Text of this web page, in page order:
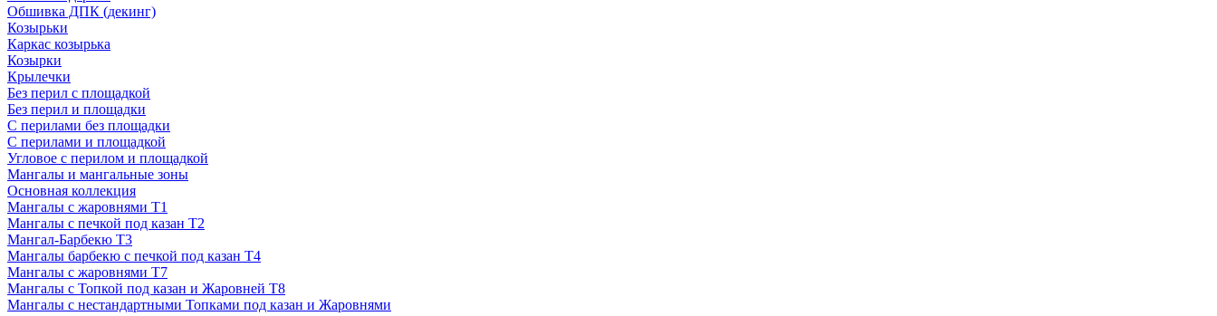
Обшивка ДПК (декинг)
Козырьки
Каркас козырька
Козырки
Крылечки
Без перил с площадкой
Без перил и площадки
С перилами без площадки
С перилами и площадкой
Угловое с перилом и площадкой
Мангалы и мангальные зоны
Основная коллекция
Мангалы с жаровнями Т1
Мангалы с печкой под казан Т2
Мангал-Барбекю Т3
Мангалы барбекю с печкой под казан Т4
Мангалы с жаровнями Т7
Мангалы с Топкой под казан и Жаровней Т8
Мангалы с нестандартными Топками под казан и Жаровнями